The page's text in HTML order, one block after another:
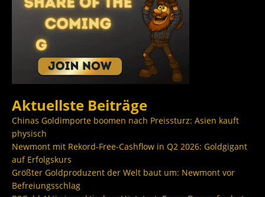
Aktuellste Beiträge
Chinas Goldimporte boomen nach Preissturz: Asien kauft
physisch
Newmont mit Rekord-Free-Cashflow in Q2 2026: Goldgigant
auf Erfolgskurs
Größter Goldproduzent der Welt baut um: Newmont vor
Befreiungsschlag